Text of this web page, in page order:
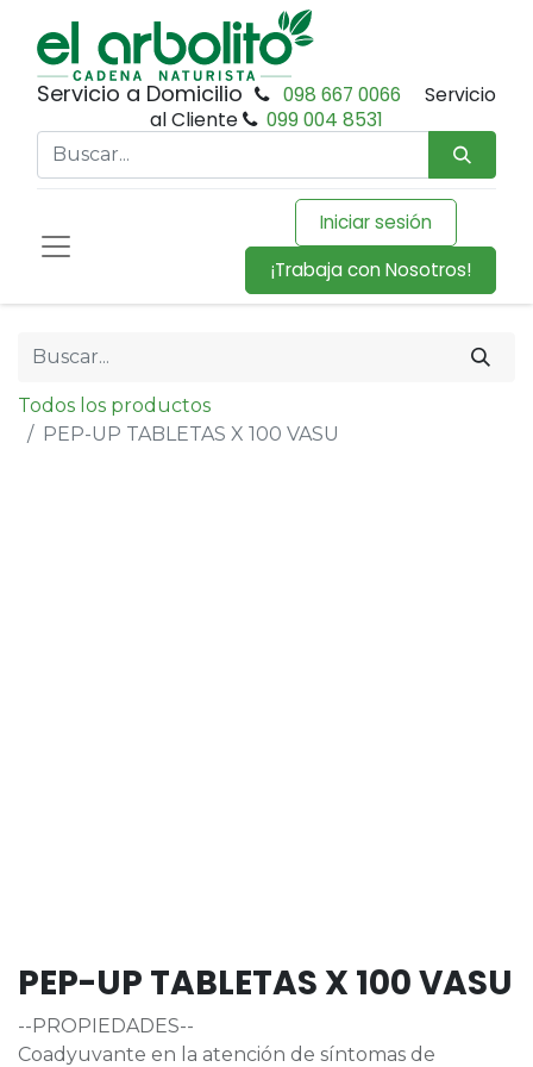
Servicio a Domicilio 098 667 0066
Servicio
al Cliente
099 004 8531
Iniciar sesión
¡Trabaja con Nosotros!
Todos los productos
PEP-UP TABLETAS X 100 VASU
PEP-UP TABLETAS X 100 VASU
--PROPIEDADES--
Coadyuvante en la atención de síntomas de